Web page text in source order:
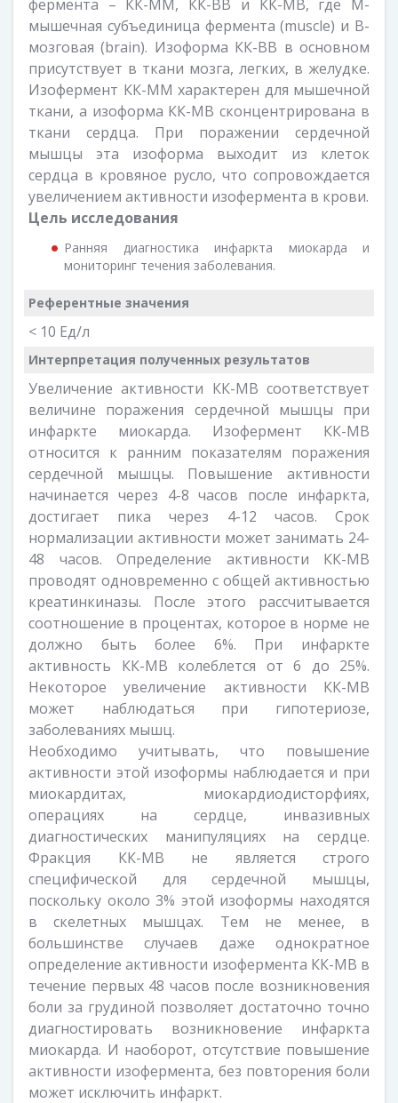
фермента – КК-ММ, КК-ВВ и КК-МВ, где М-
мышечная субъединица фермента (muscle) и В-
мозговая (brain). Изоформа КК-ВВ в основном
присутствует в ткани мозга, легких, в желудке.
Изофермент КК-ММ характерен для мышечной
ткани, а изоформа КК-МВ сконцентрирована в
ткани сердца. При поражении сердечной
мышцы эта изоформа выходит из клеток
сердца в кровяное русло, что сопровождается
увеличением активности изофермента в крови.
Цель исследования
Ранняя диагностика инфаркта миокарда и
мониторинг течения заболевания.
Референтные значения
< 10 Ед/л
Интерпретация полученных результатов
Увеличение активности КК-МВ соответствует
величине поражения сердечной мышцы при
инфаркте миокарда. Изофермент КК-МВ
относится к ранним показателям поражения
сердечной мышцы. Повышение активности
начинается через 4-8 часов после инфаркта,
достигает пика через 4-12 часов. Срок
нормализации активности может занимать 24-
48 часов. Определение активности КК-МВ
проводят одновременно с общей активностью
креатинкиназы. После этого рассчитывается
соотношение в процентах, которое в норме не
должно быть более 6%. При инфаркте
активность КК-МВ колеблется от 6 до 25%.
Некоторое увеличение активности КК-МВ
может наблюдаться при гипотериозе,
заболеваниях мышц.
Необходимо учитывать, что повышение
активности этой изоформы наблюдается и при
миокардитах, миокардиодисторфиях,
операциях на сердце, инвазивных
диагностических манипуляциях на сердце.
Фракция КК-МВ не является строго
специфической для сердечной мышцы,
поскольку около 3% этой изоформы находятся
в скелетных мышцах. Тем не менее, в
большинстве случаев даже однократное
определение активности изофермента КК-МВ в
течение первых 48 часов после возникновения
боли за грудиной позволяет достаточно точно
диагностировать возникновение инфаркта
миокарда. И наоборот, отсутствие повышение
активности изофермента, без повторения боли
может исключить инфаркт.